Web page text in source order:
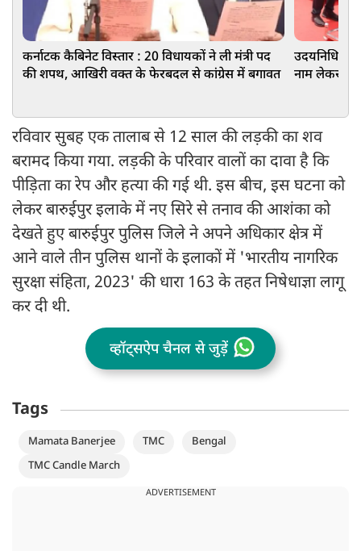
कर्नाटक कैबिनेट विस्तार : 20 विधायकों ने ली मंत्री पद
की शपथ, आखिरी वक्त के फेरबदल से कांग्रेस में बगावत
उदयनिधि
नाम लेकर की
रविवार सुबह एक तालाब से 12 साल की लड़की का शव
बरामद किया गया. लड़की के परिवार वालों का दावा है कि
पीड़िता का रेप और हत्या की गई थी. इस बीच, इस घटना को
लेकर बारुईपुर इलाके में नए सिरे से तनाव की आशंका को
देखते हुए बारुईपुर पुलिस जिले ने अपने अधिकार क्षेत्र में
आने वाले तीन पुलिस थानों के इलाकों में 'भारतीय नागरिक
सुरक्षा संहिता, 2023' की धारा 163 के तहत निषेधाज्ञा लागू
कर दी थी.
व्हॉट्सऐप चैनल से जुड़ें
Tags
Mamata Banerjee TMC
Bengal
TMC Candle March
ADVERTISEMENT